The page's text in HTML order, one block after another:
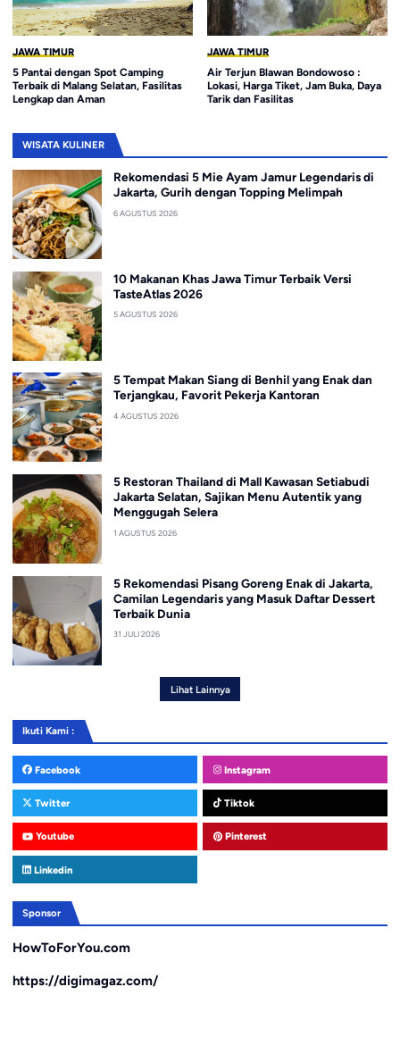
JAWA TIMUR
5 Pantai dengan Spot Camping
Terbaik di Malang Selatan, Fasilitas
Lengkap dan Aman
JAWA TIMUR
Air Terjun Blawan Bondowoso :
Lokasi, Harga Tiket, Jam Buka, Daya
Tarik dan Fasilitas
WISATA KULINER
Rekomendasi 5 Mie Ayam Jamur Legendaris di
Jakarta, Gurih dengan Topping Melimpah
6 AGUSTUS 2026
10 Makanan Khas Jawa Timur Terbaik Versi
TasteAtlas 2026
5 AGUSTUS 2026
5 Tempat Makan Siang di Benhil yang Enak dan
Terjangkau, Favorit Pekerja Kantoran
4 AGUSTUS 2026
5 Restoran Thailand di Mall Kawasan Setiabudi
Jakarta Selatan, Sajikan Menu Autentik yang
Menggugah Selera
1 AGUSTUS 2026
5 Rekomendasi Pisang Goreng Enak di Jakarta,
Camilan Legendaris yang Masuk Daftar Dessert
Terbaik Dunia
31 JULI 2026
Lihat Lainnya
Ikuti Kami :
Facebook Instagram
Twitter Tiktok
Youtube Pinterest
Linkedin
Sponsor
HowToForYou.com
https://digimagaz.com/